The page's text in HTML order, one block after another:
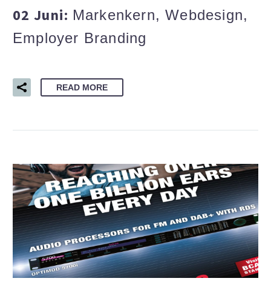
02 Juni: Markenkern, Webdesign,
Employer Branding
READ MORE